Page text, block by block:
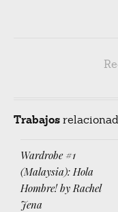
Trabajos
Wardrobe #1
(Malaysia): Hola
Hombre! by Rachel
Jena